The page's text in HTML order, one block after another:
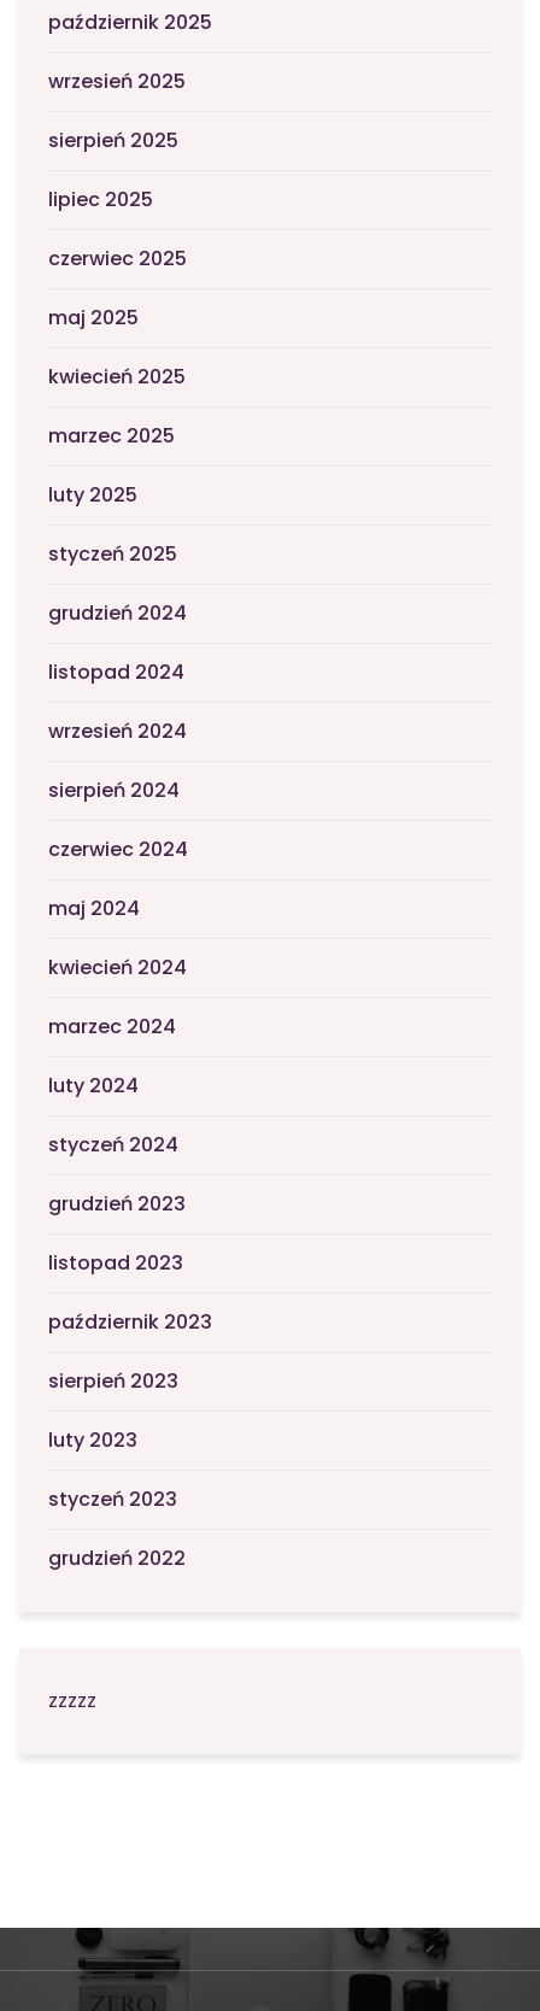
październik 2025
wrzesień 2025
sierpień 2025
lipiec 2025
czerwiec 2025
maj 2025
kwiecień 2025
marzec 2025
luty 2025
styczeń 2025
grudzień 2024
listopad 2024
wrzesień 2024
sierpień 2024
czerwiec 2024
maj 2024
kwiecień 2024
marzec 2024
luty 2024
styczeń 2024
grudzień 2023
listopad 2023
październik 2023
sierpień 2023
luty 2023
styczeń 2023
grudzień 2022
zzzzz